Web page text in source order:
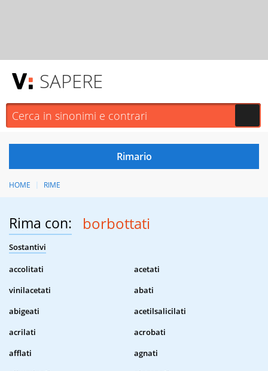
SAPERE
HOME RIME
Rima con: borbottati
Sostantivi
accolitati
acetati
vinilacetati
abati
abigeati
acetilsalicilati
acrilati
acrobati
afflati
agnati